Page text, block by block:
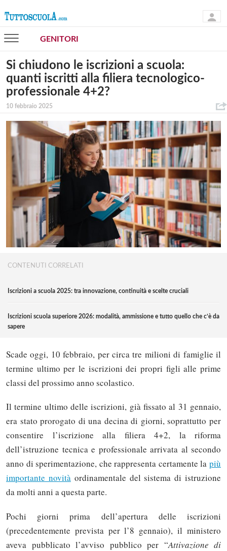
GENITORI
Si chiudono le iscrizioni a scuola:
quanti iscritti alla filiera tecnologico-
professionale 4+2?
10 febbraio 2025
CONTENUTI CORRELATI
Iscrizioni a scuola 2025: tra innovazione, continuità e scelte cruciali
Iscrizioni scuola superiore 2026: modalità, ammissione e tutto quello che c’è da
sapere
Scade oggi, 10 febbraio, per circa tre milioni di famiglie il
termine ultimo per le iscrizioni dei propri figli alle prime
classi del prossimo anno scolastico.
Il termine ultimo delle iscrizioni, già fissato al 31 gennaio,
era stato prorogato di una decina di giorni, soprattutto per
consentire l’iscrizione alla filiera 4+2, la riforma
dell’istruzione tecnica e professionale arrivata al secondo
anno di sperimentazione, che rappresenta certamente la più
importante novitàordinamentale del sistema di istruzione
da molti anni a questa parte.
Pochi giorni prima dell’apertura delle iscrizioni
(precedentemente prevista per l’8 gennaio), il ministero
aveva pubblicato l’avviso pubblico per “Attivazione di